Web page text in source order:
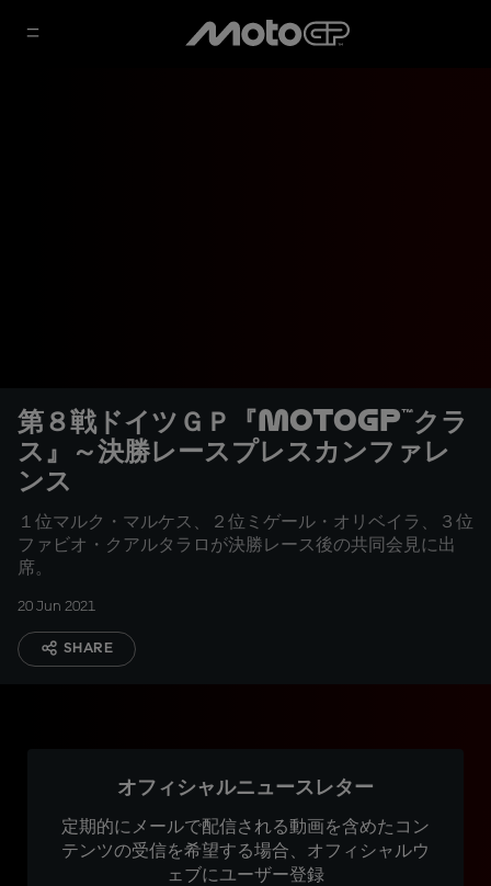
第８戦ドイツＧＰ『MotoGP™クラ
ス』～決勝レースプレスカンファレ
ンス
１位マルク・マルケス、２位ミゲール・オリベイラ、３位
ファビオ・クアルタラロが決勝レース後の共同会見に出
席。
20 Jun 2021
SHARE
オフィシャルニュースレター
定期的にメールで配信される動画を含めたコン
テンツの受信を希望する場合、オフィシャルウ
ェブにユーザー登録